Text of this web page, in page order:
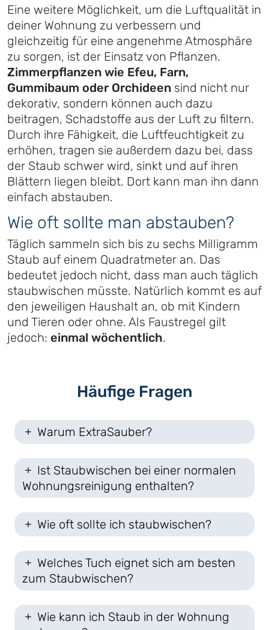
Eine weitere Möglichkeit, um die Luftqualität in
deiner Wohnung zu verbessern und
gleichzeitig für eine angenehme Atmosphäre
zu sorgen, ist der Einsatz von Pflanzen.
Zimmerpflanzen wie Efeu, Farn,
Gummibaum oder Orchideen sind nicht nur
dekorativ, sondern können auch dazu
beitragen, Schadstoffe aus der Luft zu filtern.
Durch ihre Fähigkeit, die Luftfeuchtigkeit zu
erhöhen, tragen sie außerdem dazu bei, dass
der Staub schwer wird, sinkt und auf ihren
Blättern liegen bleibt. Dort kann man ihn dann
einfach abstauben.
Wie oft sollte man abstauben?
Täglich sammeln sich bis zu sechs Milligramm
Staub auf einem Quadratmeter an. Das
bedeutet jedoch nicht, dass man auch täglich
staubwischen müsste. Natürlich kommt es auf
den jeweiligen Haushalt an, ob mit Kindern
und Tieren oder ohne. Als Faustregel gilt
jedoch: einmal wöchentlich.
Häufige Fragen
Warum ExtraSauber?
Ist Staubwischen bei einer normalen
Wohnungsreinigung enthalten?
Wie oft sollte ich staubwischen?
Welches Tuch eignet sich am besten
zum Staubwischen?
Wie kann ich Staub in der Wohnung